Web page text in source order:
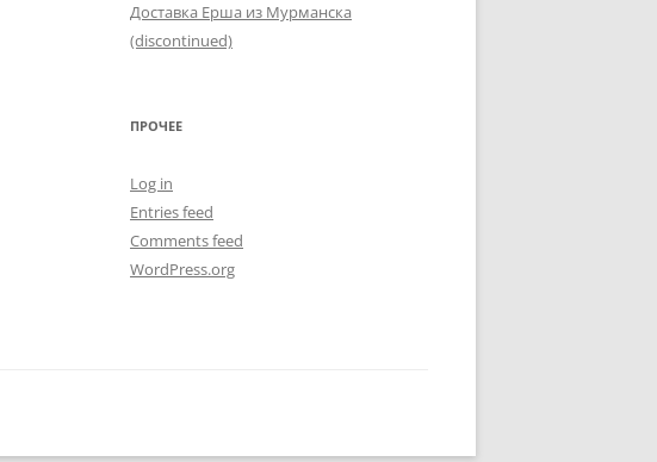
Доставка Ерша из Мурманска
(discontinued)
ПРОЧЕЕ
Log in
Entries feed
Comments feed
WordPress.org